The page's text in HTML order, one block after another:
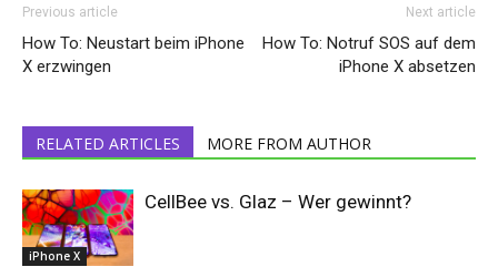
Previous article
How To: Neustart beim iPhone
X erzwingen
Next article
How To: Notruf SOS auf dem
iPhone X absetzen
RELATED ARTICLES MORE FROM AUTHOR
iPhone X
CellBee vs. Glaz – Wer gewinnt?